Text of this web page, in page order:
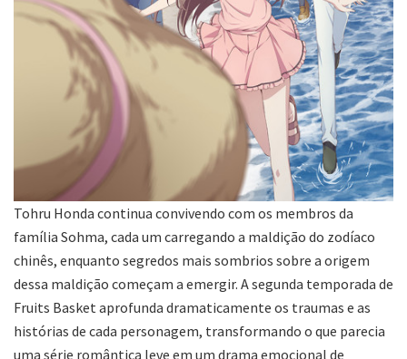
Tohru Honda continua convivendo com os membros da
família Sohma, cada um carregando a maldição do zodíaco
chinês, enquanto segredos mais sombrios sobre a origem
dessa maldição começam a emergir. A segunda temporada de
Fruits Basket aprofunda dramaticamente os traumas e as
histórias de cada personagem, transformando o que parecia
uma série romântica leve em um drama emocional de